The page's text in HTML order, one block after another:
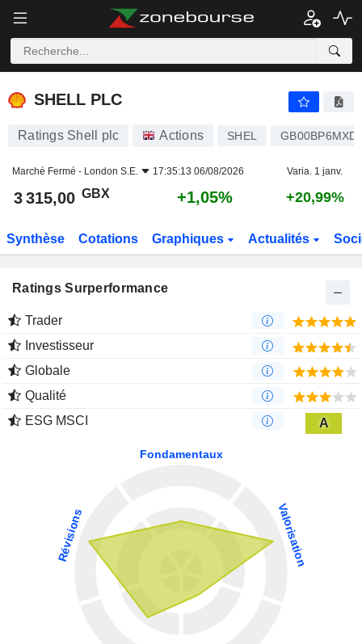
SHELL PLC
SHELL PLC
Ratings Shell plc Actions SHEL
Marché Fermé - London S.E. 17:35:13 06/08/2026 Varia. 1 janv.
3 315,00 GBX +1,05% +20,99%
Synthèse Cotations Graphiques Actualités
Ratings Surperformance
Trader
Investisseur
Globale
Qualité
ESG MSCI
A